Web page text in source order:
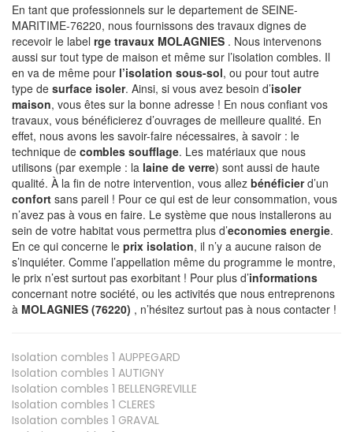
En tant que professionnels sur le departement de SEINE-
MARITIME-76220, nous fournissons des travaux dignes de
recevoir le label rge travaux MOLAGNIES . Nous intervenons
aussi sur tout type de maison et même sur l’isolation combles. Il
en va de même pour l’isolation sous-sol, ou pour tout autre
type de surface isoler. Ainsi, si vous avez besoin d’isoler
maison, vous êtes sur la bonne adresse ! En nous confiant vos
travaux, vous bénéficierez d’ouvrages de meilleure qualité. En
effet, nous avons les savoir-faire nécessaires, à savoir : le
technique de combles soufflage. Les matériaux que nous
utilisons (par exemple : la laine de verre) sont aussi de haute
qualité. À la fin de notre intervention, vous allez bénéficierd’un
confort sans pareil ! Pour ce qui est de leur consommation, vous
n’avez pas à vous en faire. Le système que nous installerons au
sein de votre habitat vous permettra plus d’economies energie.
En ce qui concerne le prix isolation, il n’y a aucune raison de
s’inquiéter. Comme l’appellation même du programme le montre,
le prix n’est surtout pas exorbitant ! Pour plus d’informations
concernant notre société, ou les activités que nous entreprenons
à MOLAGNIES (76220) , n’hésitez surtout pas à nous contacter !
Isolation combles 1 AUPPEGARD
Isolation combles 1 AUTIGNY
Isolation combles 1 BELLENGREVILLE
Isolation combles 1 CLERES
Isolation combles 1 GRAVAL